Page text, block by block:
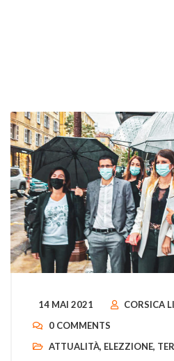
14 MAI 2021
CORSICA
0 COMMENTS
ATTUALITÀ, ELEZZIONE,